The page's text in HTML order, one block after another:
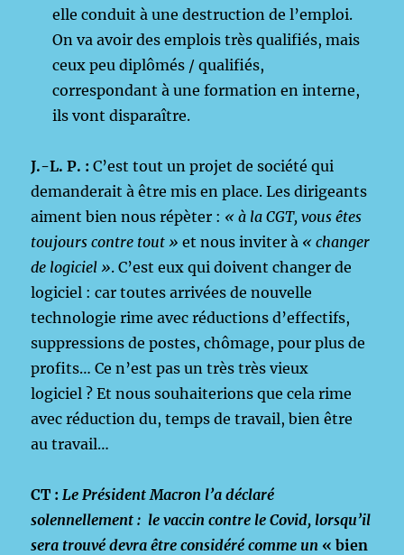
elle conduit à une destruction de l’emploi.
On va avoir des emplois très qualifiés, mais
ceux peu diplômés / qualifiés,
correspondant à une formation en interne,
ils vont disparaître.
J.-L. P. : C’est tout un projet de société qui
demanderait à être mis en place. Les dirigeants
aiment bien nous répèter : « à la CGT, vous êtes
toujours contre tout »et nous inviter à « changer
de logiciel ». C’est eux qui doivent changer de
logiciel : car toutes arrivées de nouvelle
technologie rime avec réductions d’effectifs,
suppressions de postes, chômage, pour plus de
profits… Ce n’est pas un très très vieux
logiciel ? Et nous souhaiterions que cela rime
avec réduction du, temps de travail, bien être
au travail…
CT :Le Président Macron l’a déclaré
solennellement : le vaccin contre le Covid, lorsqu’il
sera trouvé devra être considéré comme un « bien